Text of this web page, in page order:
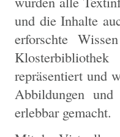
und die Inhalte
erforschte
repräsentiert und
Abbildungen
erlebbar gemacht.